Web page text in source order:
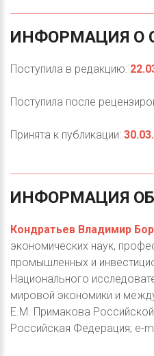
ИНФОРМАЦИЯ О
Поступила в редакцию:
Поступила после
Принята к публикации:
ИНФОРМАЦИЯ ОБ
Кондратьев Владимир
экономических наук,
промышленных и
Национального
мировой экономики и
Е.М. Примакова
Российская Федерация; e-